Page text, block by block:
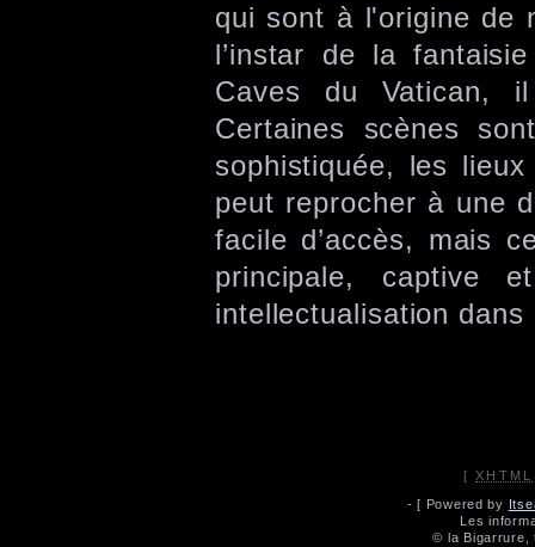
qui sont à l'origine de
l’instar de la
Caves du Vatican,
Certaines scènes
sophistiquée, les
peut reprocher à une
facile d’accès, mais
principale, captive
intellectualisation dans
[ XHTML
- [ Powered by
Les
© la Bigarrure,